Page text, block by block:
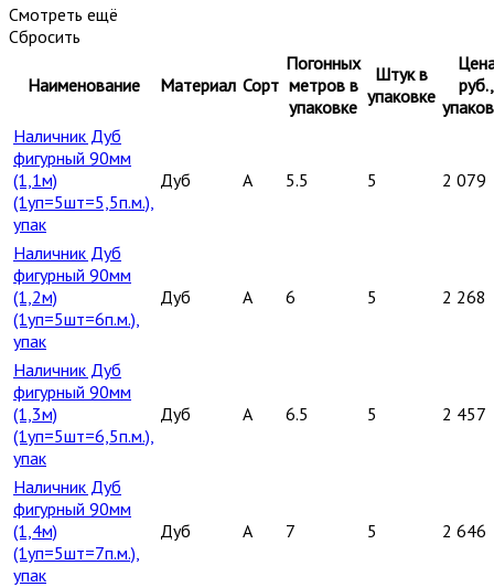
Смотреть ещё
Сбросить
Наименование Материал Сорт
Погонных
метров в
упаковке
Штук в
упаковке
руб.,
Наличник Дуб
фигурный 90мм
(1,1м)
(1уп=5шт=5,5п.м.),
упак
Дуб A 5.5 5 2 079
Наличник Дуб
фигурный 90мм
(1,2м)
(1уп=5шт=6п.м.),
упак
Дуб A 6 5 2 268
Наличник Дуб
фигурный 90мм
(1,3м)
(1уп=5шт=6,5п.м.),
упак
Дуб A 6.5 5 2 457
Наличник Дуб
фигурный 90мм
(1,4м)
(1уп=5шт=7п.м.),
упак
Дуб A 7 5 2 646